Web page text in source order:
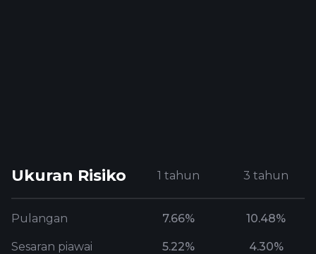
Ukuran Risiko 1 tahun 3 tahun
Pulangan 7.66% 10.48%
Sesaran piawai 5.22% 4.30%